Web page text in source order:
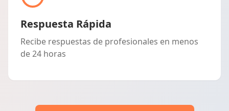
Respuesta Rápida
Recibe respuestas de profesionales en menos
de 24 horas